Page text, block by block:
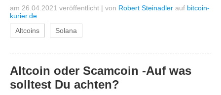
am 26.04.2021 veröffentlicht | von Robert Steinadler auf bitcoin-
kurier.de
Altcoins
Solana
Altcoin oder Scamcoin -Auf was
solltest Du achten?